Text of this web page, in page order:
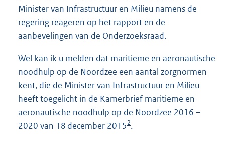
Minister van Infrastructuur en Milieu namens de
regering reageren op het rapport en de
aanbevelingen van de Onderzoeksraad.
Wel kan ik u melden dat maritieme en aeronautische
noodhulp op de Noordzee een aantal zorgnormen
kent, die de Minister van Infrastructuur en Milieu
heeft toegelicht in de Kamerbrief maritieme en
aeronautische noodhulp op de Noordzee 2016 –
2020 van 18 december 20152.